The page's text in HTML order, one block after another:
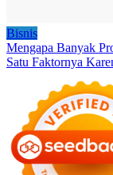
Bisnis
Mengapa Banyak
Satu Faktornya